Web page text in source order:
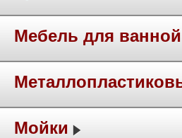
Мебель для
Мойки